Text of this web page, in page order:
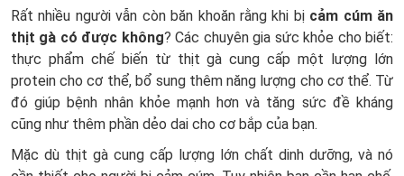
Rất nhiều người vẫn còn băn khoăn rằng khi bị cảm cúm ăn
thịt gà có được không? Các chuyên gia sức khỏe cho biết:
thực phẩm chế biến từ thịt gà cung cấp một lượng lớn
protein cho cơ thể, bổ sung thêm năng lượng cho cơ thể. Từ
đó giúp bệnh nhân khỏe mạnh hơn và tăng sức đề kháng
cũng như thêm phần dẻo dai cho cơ bắp của bạn.
Mặc dù thịt gà cung cấp lượng lớn chất dinh dưỡng, và nó